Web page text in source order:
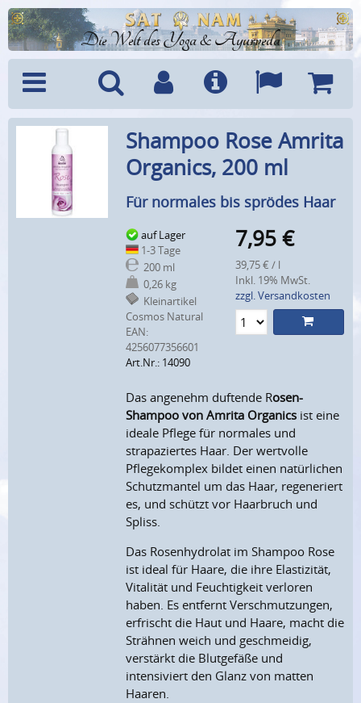
Die Welt des Yoga & Ayurveda
Menü SucheBenutzerkonto
Info Sprachen
Shampoo Rose Amrita
Organics, 200 ml
Für normales bis sprödes Haar
auf Lager
1-3 Tage
200 ml
0,26 kg
Kleinartikel
Cosmos Natural
EAN:
4256077356601
Art.Nr.: 14090
7,95 €
39,75 € / l
Inkl. 19% MwSt.
zzgl. Versandkosten
Das angenehm duftende Rosen-
Shampoo von Amrita Organics ist eine
ideale Pflege für normales und
strapaziertes Haar. Der wertvolle
Pflegekomplex bildet einen natürlichen
Schutzmantel um das Haar, regeneriert
es, und schützt vor Haarbruch und
Spliss.
Das Rosenhydrolat im Shampoo Rose
ist ideal für Haare, die ihre Elastizität,
Vitalität und Feuchtigkeit verloren
haben. Es entfernt Verschmutzungen,
erfrischt die Haut und Haare, macht die
Strähnen weich und geschmeidig,
verstärkt die Blutgefäße und
intensiviert den Glanz von matten
Haaren.